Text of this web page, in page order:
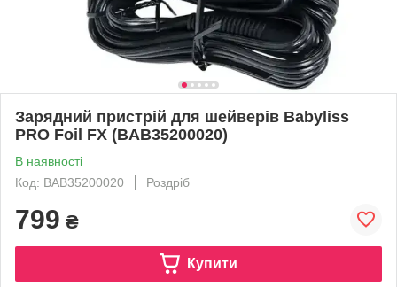
Зарядний пристрій для шейверів Babyliss
PRO Foil FX (BAB35200020)
В наявності
Код: BAB35200020
Роздріб
799 ₴
Купити